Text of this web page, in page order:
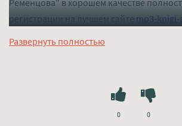
Ременцова" в хорошем качестве
регистрации на лучшем сайте mp3-
Развернуть полностью
0 0